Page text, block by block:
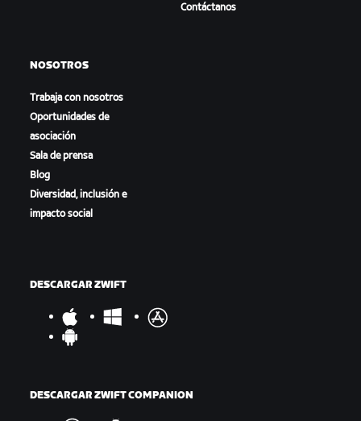
Contáctanos
NOSOTROS
Trabaja con nosotros
Oportunidades de
asociación
Sala de prensa
Blog
Diversidad, inclusión e
impacto social
DESCARGAR ZWIFT
DESCARGAR ZWIFT COMPANION